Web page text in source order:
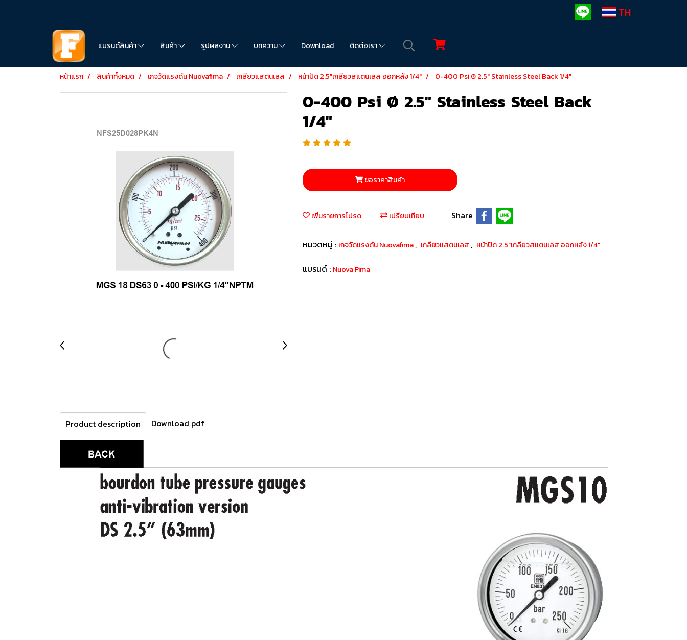
TH
แบรนด์สินค้า สินค้า รูปผลงาน บทความ Download ติดต่อเรา
หน้าแรก สินค้าทั้งหมด เกจวัดแรงดัน Nuovafima เกลียวแสตนเลส หน้าปัด 2.5"เกลียวสแตนเลส ออกหลัง 1/4" 0-400 Psi Ø 2.5" Stainless Steel Back 1/4"
0-400 Psi Ø 2.5" Stainless Steel Back
1/4"
ขอราคาสินค้า
เพิ่มรายการโปรด เปรียบเทียบ Share
หมวดหมู่ : เกจวัดแรงดัน Nuovafima, เกลียวแสตนเลส , หน้าปัด 2.5"เกลียวสแตนเลส ออกหลัง 1/4"
แบรนด์ : Nuova Fima
Product description Download pdf